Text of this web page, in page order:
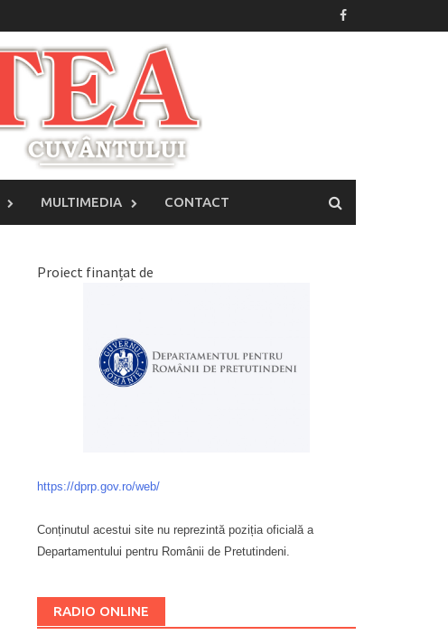
MULTIMEDIA CONTACT
Proiect finanțat de
https://dprp.gov.ro/web/
Conținutul acestui site nu reprezintă poziția oficială a
Departamentului pentru Românii de Pretutindeni.
RADIO ONLINE